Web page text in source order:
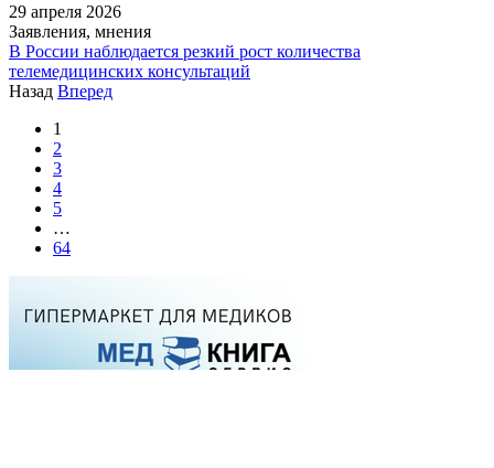
29 апреля 2026
Заявления, мнения
В России наблюдается резкий рост количества
телемедицинских консультаций
Назад Вперед
1
2
3
4
5
…
64